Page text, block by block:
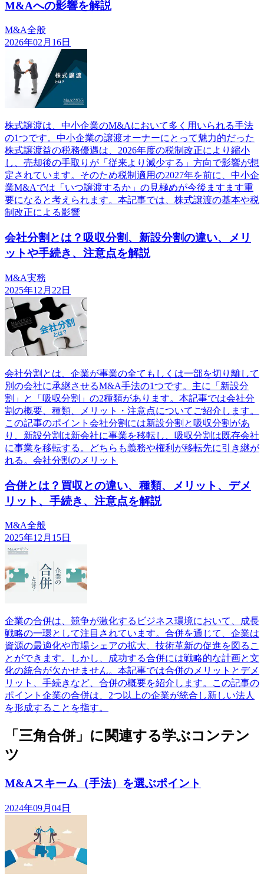
M&Aへの影響を解説
M&A全般
2026年02月16日
株式譲渡は、中小企業のM&Aにおいて多く用いられる手法
の1つです。中小企業の譲渡オーナーにとって魅力的だった
株式譲渡益の税務優遇は、2026年度の税制改正により縮小
し、売却後の手取りが「従来より減少する」方向で影響が想
定されています。そのため税制適用の2027年を前に、中小企
業M&Aでは「いつ譲渡するか」の見極めが今後ますます重
要になると考えられます。本記事では、株式譲渡の基本や税
制改正による影響
会社分割とは？吸収分割、新設分割の違い、メリ
ットや手続き、注意点を解説
M&A実務
2025年12月22日
会社分割とは、企業が事業の全てもしくは一部を切り離して
別の会社に承継させるM&A手法の1つです。主に「新設分
割」と「吸収分割」の2種類があります。本記事では会社分
割の概要、種類、メリット・注意点についてご紹介します。
この記事のポイント会社分割には新設分割と吸収分割があ
り、新設分割は新会社に事業を移転し、吸収分割は既存会社
に事業を移転する。どちらも義務や権利が移転先に引き継が
れる。会社分割のメリット
合併とは？買収との違い、種類、メリット、デメ
リット、手続き、注意点を解説
M&A全般
2025年12月15日
企業の合併は、競争が激化するビジネス環境において、成長
戦略の一環として注目されています。合併を通じて、企業は
資源の最適化や市場シェアの拡大、技術革新の促進を図るこ
とができます。しかし、成功する合併には戦略的な計画と文
化の統合が欠かせません。本記事では合併のメリットとデメ
リット、手続きなど、合併の概要を紹介します。この記事の
ポイント企業の合併は、2つ以上の企業が統合し新しい法人
を形成することを指す。
「三角合併」に関連する学ぶコンテン
ツ
M&Aスキーム（手法）を選ぶポイント
2024年09月04日